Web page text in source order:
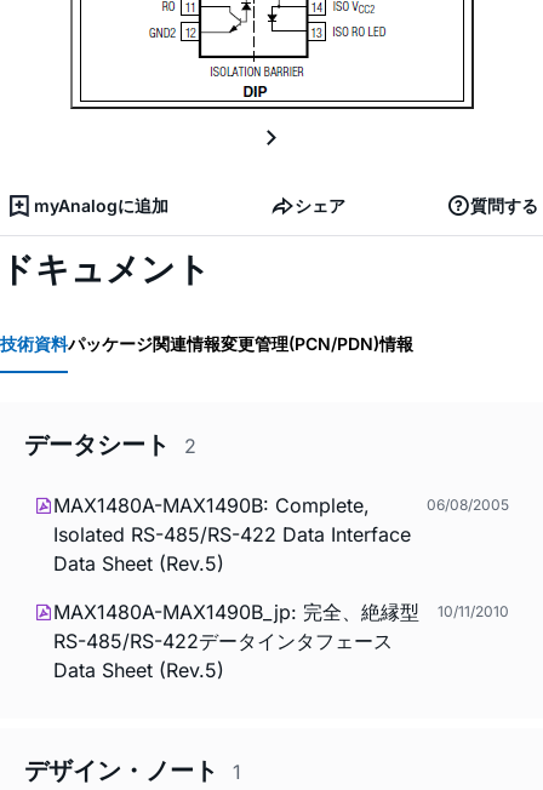
myAnalogに追加 シェア 質問する
ドキュメント
技術資料パッケージ関連情報変更管理(PCN/PDN)情報
データシート 2
MAX1480A-MAX1490B: Complete,
Isolated RS-485/RS-422 Data Interface
Data Sheet (Rev.5)
06/08/2005
MAX1480A-MAX1490B_jp: 完全、絶縁型
RS-485/RS-422データインタフェース
Data Sheet (Rev.5)
10/11/2010
デザイン・ノート 1